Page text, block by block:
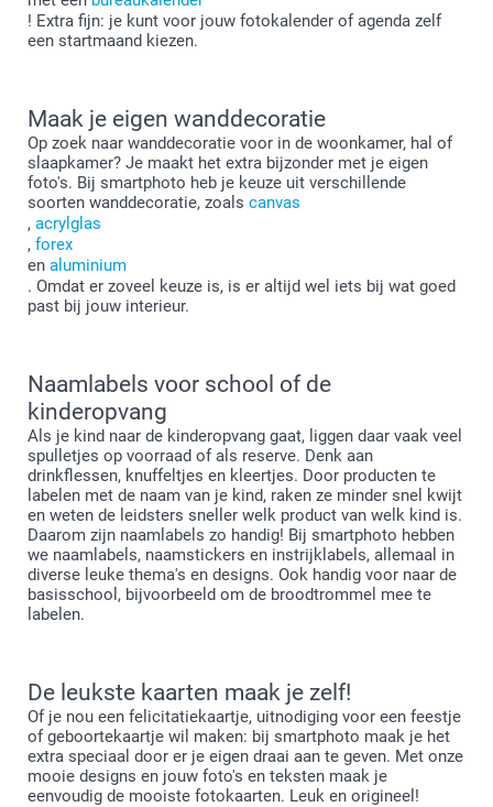
! Extra fijn: je kunt voor jouw fotokalender of agenda zelf
een startmaand kiezen.
Maak je eigen wanddecoratie
Op zoek naar wanddecoratie voor in de woonkamer, hal of
slaapkamer? Je maakt het extra bijzonder met je eigen
foto's. Bij smartphoto heb je keuze uit verschillende
soorten wanddecoratie, zoals canvas
, acrylglas
, forex
en aluminium
. Omdat er zoveel keuze is, is er altijd wel iets bij wat goed
past bij jouw interieur.
Naamlabels voor school of de
kinderopvang
Als je kind naar de kinderopvang gaat, liggen daar vaak veel
spulletjes op voorraad of als reserve. Denk aan
drinkflessen, knuffeltjes en kleertjes. Door producten te
labelen met de naam van je kind, raken ze minder snel kwijt
en weten de leidsters sneller welk product van welk kind is.
Daarom zijn naamlabels zo handig! Bij smartphoto hebben
we naamlabels, naamstickers en instrijklabels, allemaal in
diverse leuke thema's en designs. Ook handig voor naar de
basisschool, bijvoorbeeld om de broodtrommel mee te
labelen.
De leukste kaarten maak je zelf!
Of je nou een felicitatiekaartje, uitnodiging voor een feestje
of geboortekaartje wil maken: bij smartphoto maak je het
extra speciaal door er je eigen draai aan te geven. Met onze
mooie designs en jouw foto's en teksten maak je
eenvoudig de mooiste fotokaarten. Leuk en origineel!